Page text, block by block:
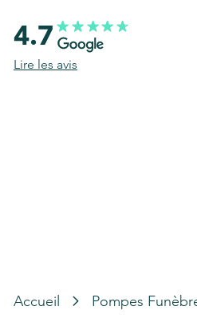
4.7
Lire les avis
Accueil Pompes